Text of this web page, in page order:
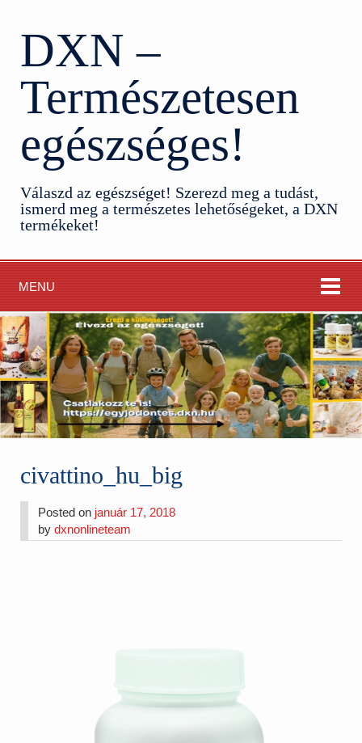
DXN –
Természetesen
egészséges!
Válaszd az egészséget! Szerezd meg a tudást,
ismerd meg a természetes lehetőségeket, a DXN
termékeket!
MENU
civattino_hu_big
Posted on január 17, 2018
bydxnonlineteam